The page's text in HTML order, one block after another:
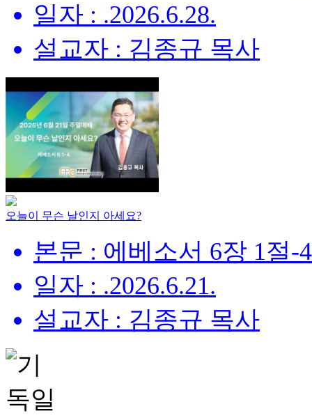
일자 : .2026.6.28.
설교자 : 김종규 목사
오늘이 무슨 날인지 아세요?
본문 : 에베소서 6장 1절-
일자 : .2026.6.21.
설교자 : 김종규 목사